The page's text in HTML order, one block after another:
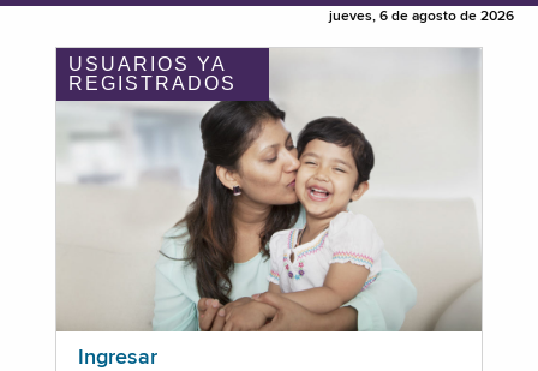
jueves, 6 de agosto de 2026
USUARIOS YA
REGISTRADOS
Ingresar